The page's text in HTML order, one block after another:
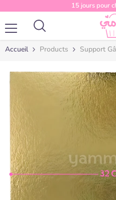
15 jours pour
Accueil Products Support